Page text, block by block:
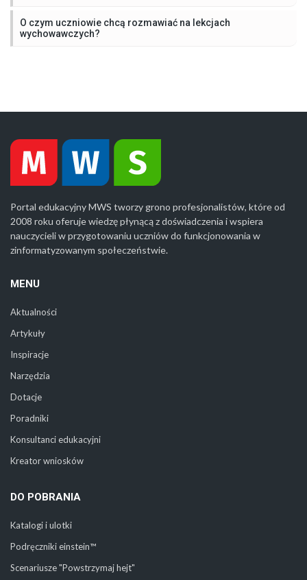
O czym uczniowie chcą rozmawiać na lekcjach
wychowawczych?
Portal edukacyjny MWS tworzy grono profesjonalistów, które od
2008 roku oferuje wiedzę płynącą z doświadczenia i wspiera
nauczycieli w przygotowaniu uczniów do funkcjonowania w
zinformatyzowanym społeczeństwie.
MENU
Aktualności
Artykuły
Inspiracje
Narzędzia
Dotacje
Poradniki
Konsultanci edukacyjni
Kreator wniosków
DO POBRANIA
Katalogi i ulotki
Podręczniki einstein™
Scenariusze "Powstrzymaj hejt"